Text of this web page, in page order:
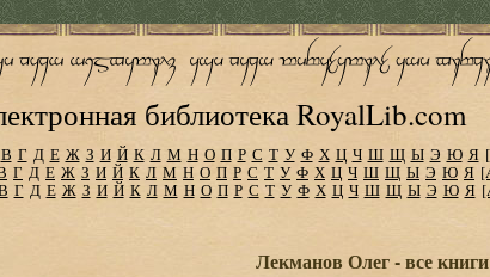
библиотека RoyalLib.com
В Г Д Е Ж З И Й К Л М Н О П Р С Т У Ф Х Ц Ч Ш Щ Ы Э Ю Я
Г Д Е Ж З И Й К Л М Н О П Р С Т У Ф Х Ц Ч Ш Щ Ы Э Ю Я
Г Д Е Ж З И Й К Л М Н О П Р С Т У Ф Х Ц Ч Ш Щ Ы Э Ю Я
Лекманов Олег - все